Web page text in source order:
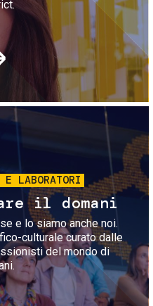
Immagine
E LABORATORI
il domani
e lo siamo anche noi.
culturale curato dalle
del mondo di